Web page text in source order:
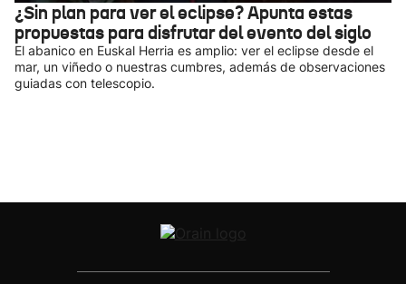
¿Sin plan para ver el eclipse? Apunta estas
propuestas para disfrutar del evento del siglo
El abanico en Euskal Herria es amplio: ver el eclipse desde el
mar, un viñedo o nuestras cumbres, además de observaciones
guiadas con telescopio.